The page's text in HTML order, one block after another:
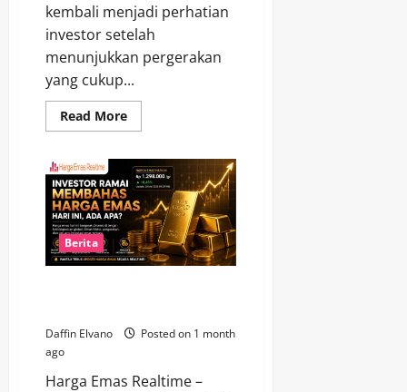
kembali menjadi perhatian
investor setelah
menunjukkan pergerakan
yang cukup...
Read MoreRead
more
Emas
Hari
Ini
Menunjukkan
Perubahan
yang
Menarik
Dicermati
Berita
Daffin Elvano
Posted on 1 month
ago
Harga Emas Realtime –